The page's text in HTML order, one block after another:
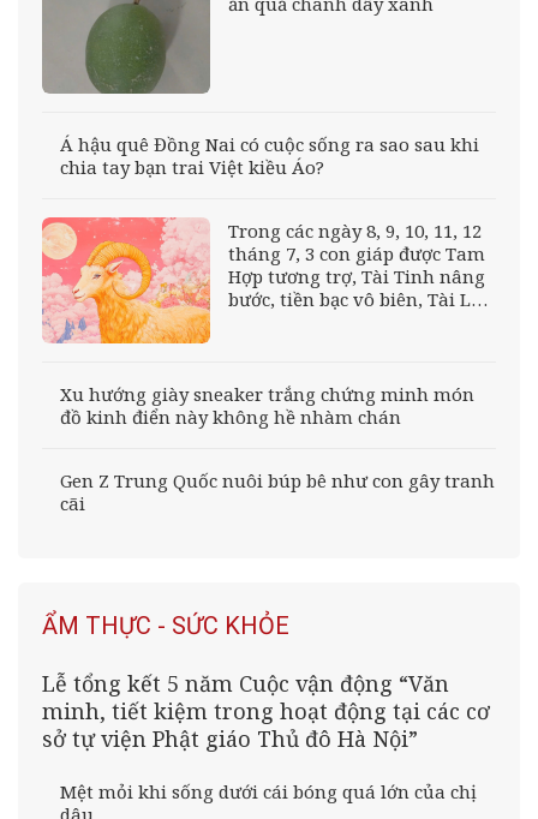
Á hậu quê Đồng Nai có cuộc sống ra sao sau khi
chia tay bạn trai Việt kiều Áo?
Trong các ngày 8, 9, 10, 11, 12
tháng 7, 3 con giáp được Tam
Hợp tương trợ, Tài Tinh nâng
bước, tiền bạc vô biên, Tài Lộc
Xu hướng giày sneaker trắng chứng minh món
đồ kinh điển này không hề nhàm chán
Gen Z Trung Quốc nuôi búp bê như con gây tranh
cãi
ẨM THỰC - SỨC KHỎE
Lễ tổng kết 5 năm Cuộc vận động “Văn
minh, tiết kiệm trong hoạt động tại các cơ
sở tự viện Phật giáo Thủ đô Hà Nội”
Mệt mỏi khi sống dưới cái bóng quá lớn của chị
dâu